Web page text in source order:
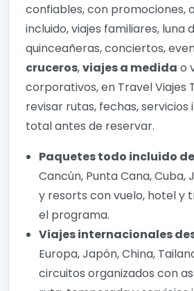
confiables, con promociones,
incluido, viajes familiares, luna
quinceañeras, conciertos,
cruceros,viajes a medida o
corporativos, en Travel Viajes
revisar rutas, fechas, servicios
total antes de reservar.
Paquetes todo incluido
Cancún, Punta Cana, Cuba,
y resorts con vuelo, hotel y
el programa.
Viajes internacionales
Europa, Japón, China,
circuitos organizados con